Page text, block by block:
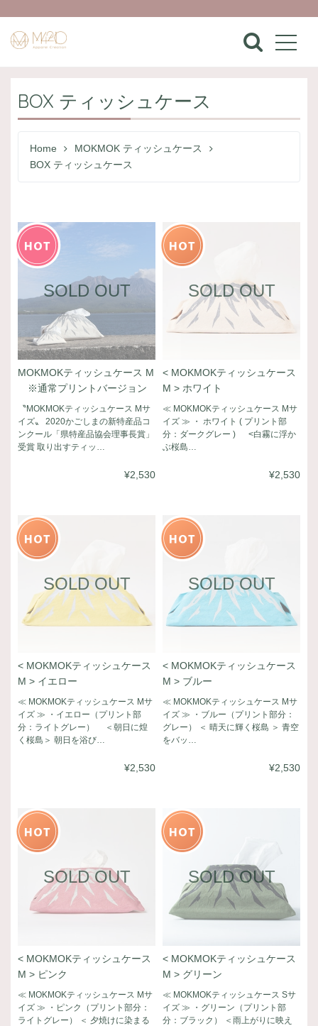
BOX ティッシュケース
Home
MOKMOK ティッシュケース
BOX ティッシュケース
SOLD OUT
MOKMOKティッシュケース M
※通常プリントバージョン
〝MOKMOKティッシュケース Mサ
イズ〟 2020かごしまの新特産品コ
ンクール「県特産品協会理事長賞」
受賞 取り出すティッ…
¥2,530
SOLD OUT
< MOKMOKティッシュケース
M > ホワイト
≪ MOKMOKティッシュケース Mサ
イズ ≫ ・ ホワイト ( プリント部
分：ダークグレー ) <白霧に浮か
ぶ桜島…
¥2,530
SOLD OUT
< MOKMOKティッシュケース
M > イエロー
≪ MOKMOKティッシュケース Mサ
イズ ≫ ・イエロー（プリント部
分：ライトグレー） ＜朝日に煌
く桜島＞ 朝日を浴び…
¥2,530
SOLD OUT
< MOKMOKティッシュケース
M > ブルー
≪ MOKMOKティッシュケース Mサ
イズ ≫ ・ブルー（プリント部分：
グレー） ＜ 晴天に輝く桜島 ＞ 青空
をバッ…
¥2,530
SOLD OUT
< MOKMOKティッシュケース
M > ピンク
≪ MOKMOKティッシュケース Mサ
イズ ≫ ・ピンク（プリント部分：
ライトグレー） ＜ 夕焼けに染まる
SOLD OUT
< MOKMOKティッシュケース
M > グリーン
≪ MOKMOKティッシュケース Sサ
イズ ≫ ・グリーン（プリント部
分：ブラック） ＜雨上がりに映え